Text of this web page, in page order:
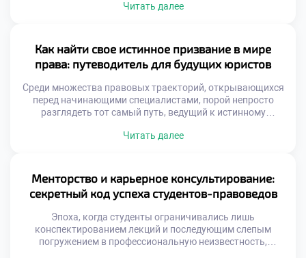
юриспруденции. Учащиеся оказываются в среде, где
становится ступенью к будущему профессиональному
триумфу. Именно поэтому осознанная учеба в техникуме
здесь воспринимается не […]
Читать далее
Как найти свое истинное призвание в мире
права: путеводитель для будущих юристов
Среди множества правовых траекторий, открывающихся
перед начинающими специалистами, порой непросто
разглядеть тот самый путь, ведущий к истинному
нормативных актов, а живой, пульсирующий мир
надежным компасом, который помогает студентам не
только освоить законы, но и […]
Читать далее
Менторство и карьерное консультирование:
секретный код успеха студентов-правоведов
Эпоха, когда студенты ограничивались лишь
конспектированием лекций и последующим слепым
погружением в профессиональную неизвестность,